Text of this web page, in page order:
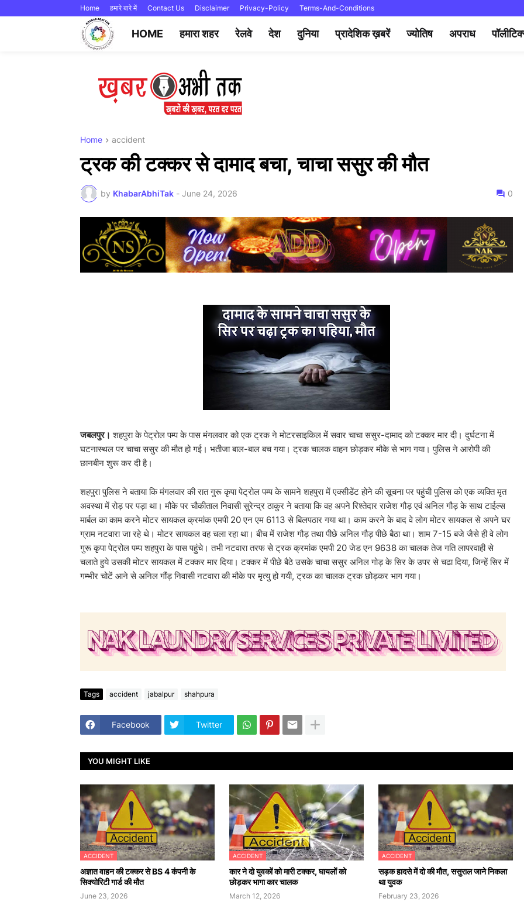
Home हमारे बारे में Contact Us Disclaimer Privacy-Policy Terms-And-Conditions
HOME हमारा शहर रेलवे देश दुनिया प्रादेशिक ख़बरें ज्योतिष अपराध
Home accident
ट्रक की टक्कर से दामाद बचा, चाचा ससुर की मौत
by KhabarAbhiTak - June 24, 2026 0
जबलपुर। शहपुरा के पेट्रोल पम्प के पास मंगलवार को एक ट्रक ने मोटरसाइकिल में सवार चाचा ससुर-दामाद को टक्कर मार दी। दुर्घटना में
घटनास्थल पर चाचा ससुर की मौत हो गई। भतीजा बाल-बाल बच गया। ट्रक चालक वाहन छोड़कर मौके से भाग गया। पुलिस ने आरोपी की
छानबीन शुरू कर दी है।
शहपुरा पुलिस ने बताया कि मंगलवार की रात गुरू कृपा पेट्रोल पम्प के सामने शहपुरा में एक्सीडेंट होने की सूचना पर पहुंची पुलिस को एक व्यक्ति मृत
अवस्था में रोड़ पर पड़ा था। मौके पर चौकीताल निवासी सुरेन्द्र ठाकुर ने बताया कि वह अपने रिश्तेदार राजेश गौड़ एवं अनिल गौड़ के साथ टाईल्स
मार्बल का काम करने मोटर सायकल क्रमांक एमपी 20 एन एम 6113 से बिलपठार गया था। काम करने के बाद वे लोग मोटर सायकल से अपने घर
ग्राम नटवारा जा रहे थे। मोटर सायकल वह चला रहा था। बीच में राजेश गौड़ तथा पीछे अनिल गौड़ पीछे बैठा था। शाम 7-15 बजे जैसे ही वे लोग
गुरू कृपा पेट्रोल पम्प शहपुरा के पास पहुंचे। तभी नटवारा तरफ से ट्रक क्रमांक एमपी 20 जेड एन 9638 का चालक तेज गति लापरवाही से
चलाते हुये उसकी मोटर सायकल में टक्कर मार दिया। टक्कर में पीछे बैठे उसके चाचा ससुर अनिल गोड़ के सिर के उपर से चढा दिया, जिन्हें सिर में
गम्भीर चोटें आने से अनिल गौंड़ निवासी नटवारा की मौके पर मृत्यु हो गयी, ट्रक का चालक ट्रक छोड़कर भाग गया।
Tags accident jabalpur shahpura
Facebook Twitter
YOU MIGHT LIKE
ACCIDENT
अज्ञात वाहन की टक्कर से BS 4 कंपनी के
सिक्योरिटी गार्ड की मौत
June 23, 2026
ACCIDENT
कार ने दो युवकों को मारी टक्कर, घायलों को
छोड़कर भागा कार चालक
March 12, 2026
ACCIDENT
सड़क हादसे में दो की मौत, ससुराल जाने निकला
था युवक
February 23, 2026